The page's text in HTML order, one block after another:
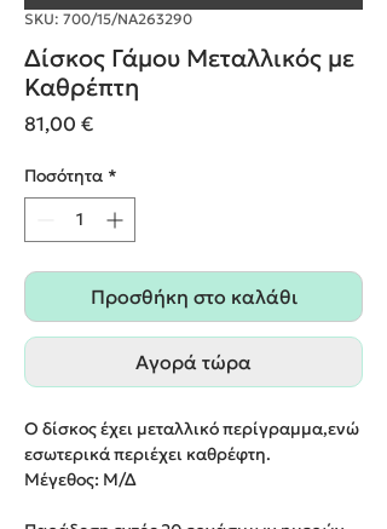
SKU: 700/15/NA263290
Δίσκος Γάμου Μεταλλικός με
Καθρέπτη
81,00 €Τιμή
Ποσότητα *
Προσθήκη στο καλάθι
Αγορά τώρα
Ο δίσκος έχει μεταλλικό περίγραμμα,ενώ
εσωτερικά περιέχει καθρέφτη.
Μέγεθος: Μ/Δ